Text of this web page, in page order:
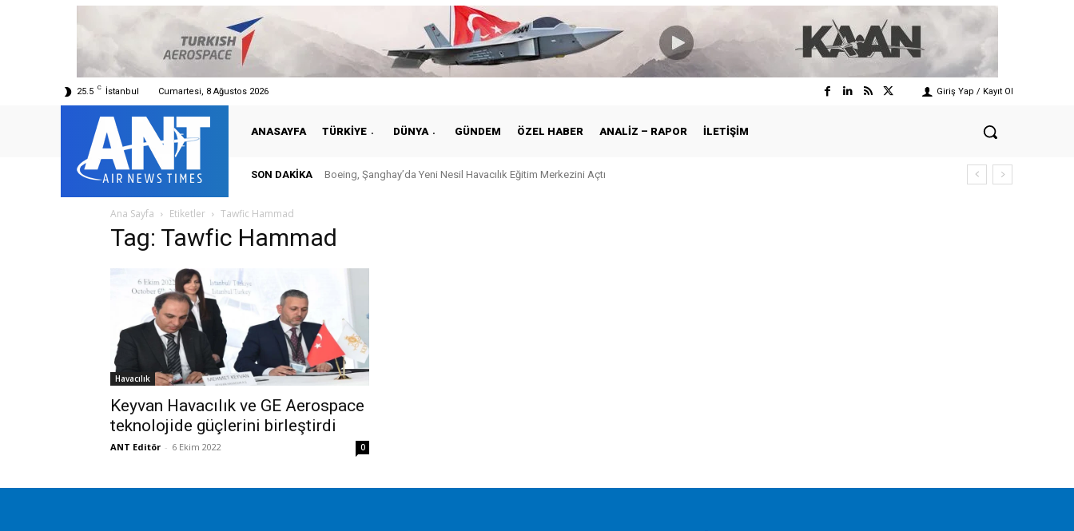
25.5 C İstanbul Cumartesi, 8 Ağustos 2026 Giriş Yap / Kayıt Ol
ANASAYFA TÜRKIYE DÜNYA GÜNDEM ÖZEL HABER ANALIZ – RAPOR İLETIŞIM
SON DAKIKA Boeing, Şanghay’da Yeni Nesil Havacılık Eğitim Merkezini Açtı
Ana Sayfa Etiketler Tawfic Hammad
Tag: Tawfic Hammad
Havacılık
Keyvan Havacılık ve GE Aerospace
teknolojide güçlerini birleştirdi
ANT Editör - 6 Ekim 2022 0